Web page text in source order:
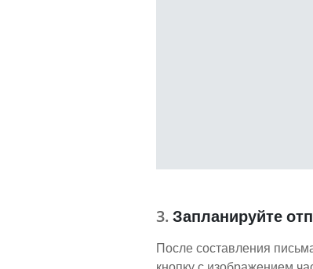
Запланируйте
После составления